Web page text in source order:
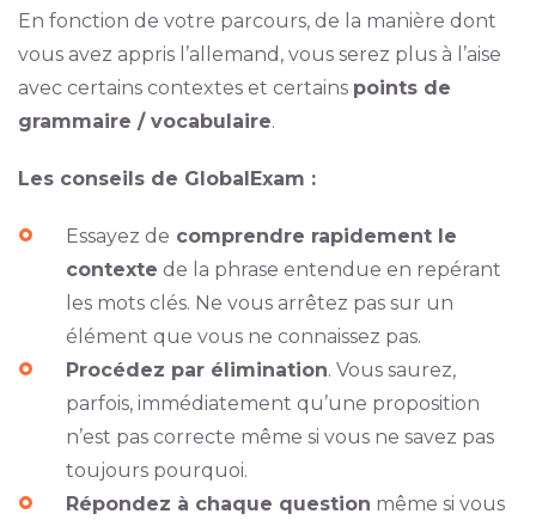
En fonction de votre parcours, de la manière dont
vous avez appris l’allemand, vous serez plus à l’aise
avec certains contextes et certains points de
grammaire / vocabulaire.
Les conseils de GlobalExam :
Essayez de comprendre rapidement le
contexte de la phrase entendue en repérant
les mots clés. Ne vous arrêtez pas sur un
élément que vous ne connaissez pas.
Procédez par élimination. Vous saurez,
parfois, immédiatement qu’une proposition
n’est pas correcte même si vous ne savez pas
toujours pourquoi.
Répondez à chaque question même si vous